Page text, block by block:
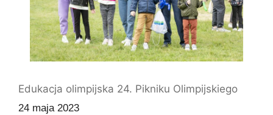
Edukacja olimpijska 24. Pikniku Olimpijskiego
24 maja 2023